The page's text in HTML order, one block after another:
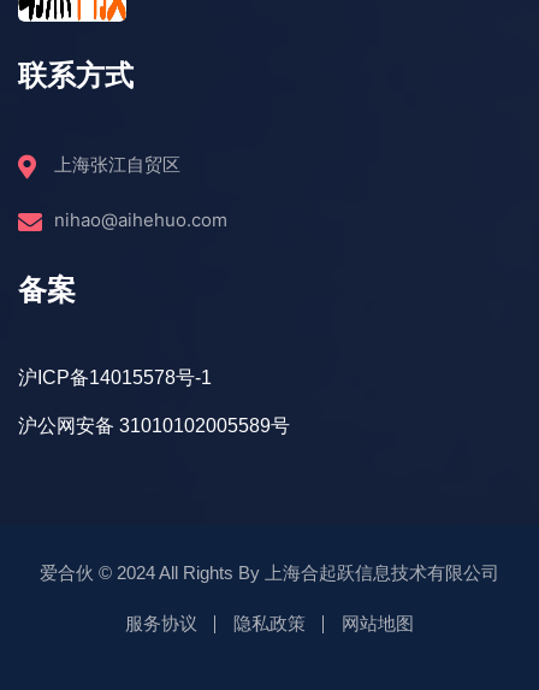
联系方式
上海张江自贸区
nihao@aihehuo.com
备案
沪ICP备14015578号-1
沪公网安备 31010102005589号
爱合伙 © 2024 All Rights By 上海合起跃信息技术有限公司
服务协议 隐私政策 网站地图